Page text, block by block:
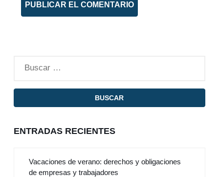
ENTRADAS RECIENTES
Vacaciones de verano: derechos y obligaciones
de empresas y trabajadores